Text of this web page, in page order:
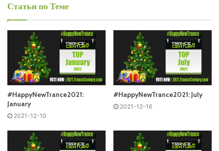
Пользовательская оценка:Будь первым !
Статьи по Теме
#HappyNewTrance2021:
January
2021-12-10
#HappyNewTrance2021: July
2021-12-16